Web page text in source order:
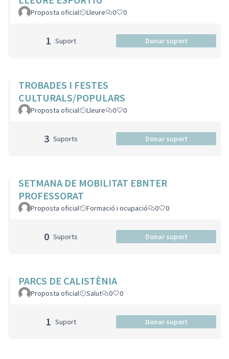
Proposta oficial Lleure 0 0
1 Suport Donar suport
TROBADES I FESTES
CULTURALS/POPULARS
Proposta oficial Lleure 0 0
3 Suports Donar suport
SETMANA DE MOBILITAT EBNTER
PROFESSORAT
Proposta oficial Formació i ocupació 0 0
0 Suports Donar suport
PARCS DE CALISTÈNIA
Proposta oficial Salut 0 0
1 Suport Donar suport